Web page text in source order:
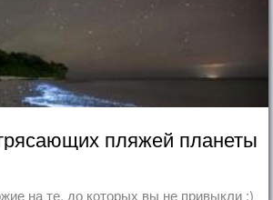
пляжей планеты
на те, до которых вы не привыкли :)